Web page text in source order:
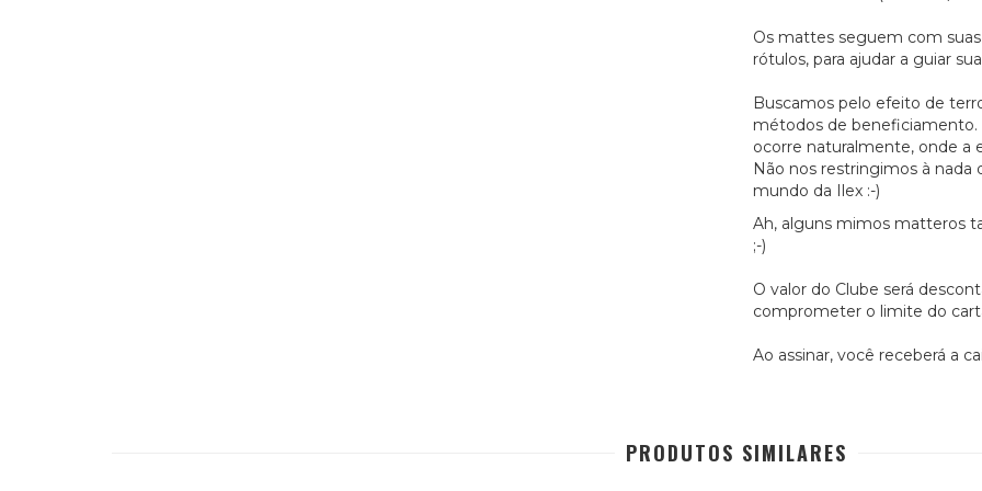
Os mattes seguem com
rótulos, para ajudar a guiar
Buscamos pelo efeito de
métodos de beneficiamento.
ocorre naturalmente, onde a
Não nos restringimos à
mundo da Ilex :-)
Ah, alguns mimos matteros
;-)
O valor do Clube será
comprometer o limite do
Ao assinar, você receberá a
PRODUTOS SIMILARES